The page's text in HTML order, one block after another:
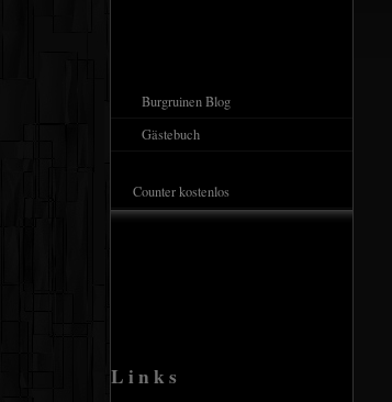
Burgruinen Blog
Gästebuch
Counter kostenlos
Links